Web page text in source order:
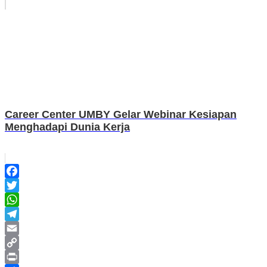
Career Center UMBY Gelar Webinar Kesiapan
Menghadapi Dunia Kerja
Facebook
Twitter
WhatsApp
Telegram
Email
Copy